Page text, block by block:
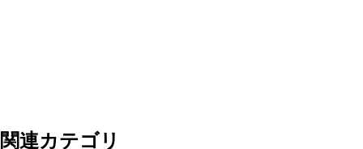
関連カテゴリ